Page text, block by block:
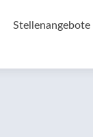
Stellenangebote